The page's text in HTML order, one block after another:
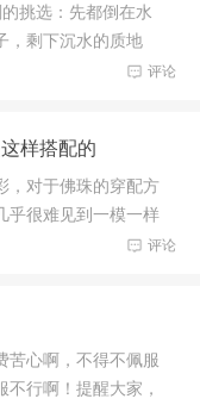
挑选：先都倒在水
，剩下沉水的质地
评论
样搭配的
，对于佛珠的穿配方
乎很难见到一模一样
评论
苦心啊，不得不佩服
行啊！提醒大家，